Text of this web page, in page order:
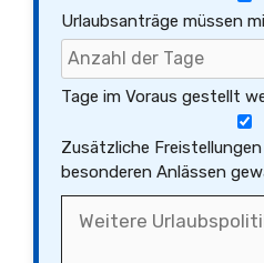
Urlaubsanträge müssen
Tage im Voraus gestellt
Zusätzliche
besonderen Anlässen